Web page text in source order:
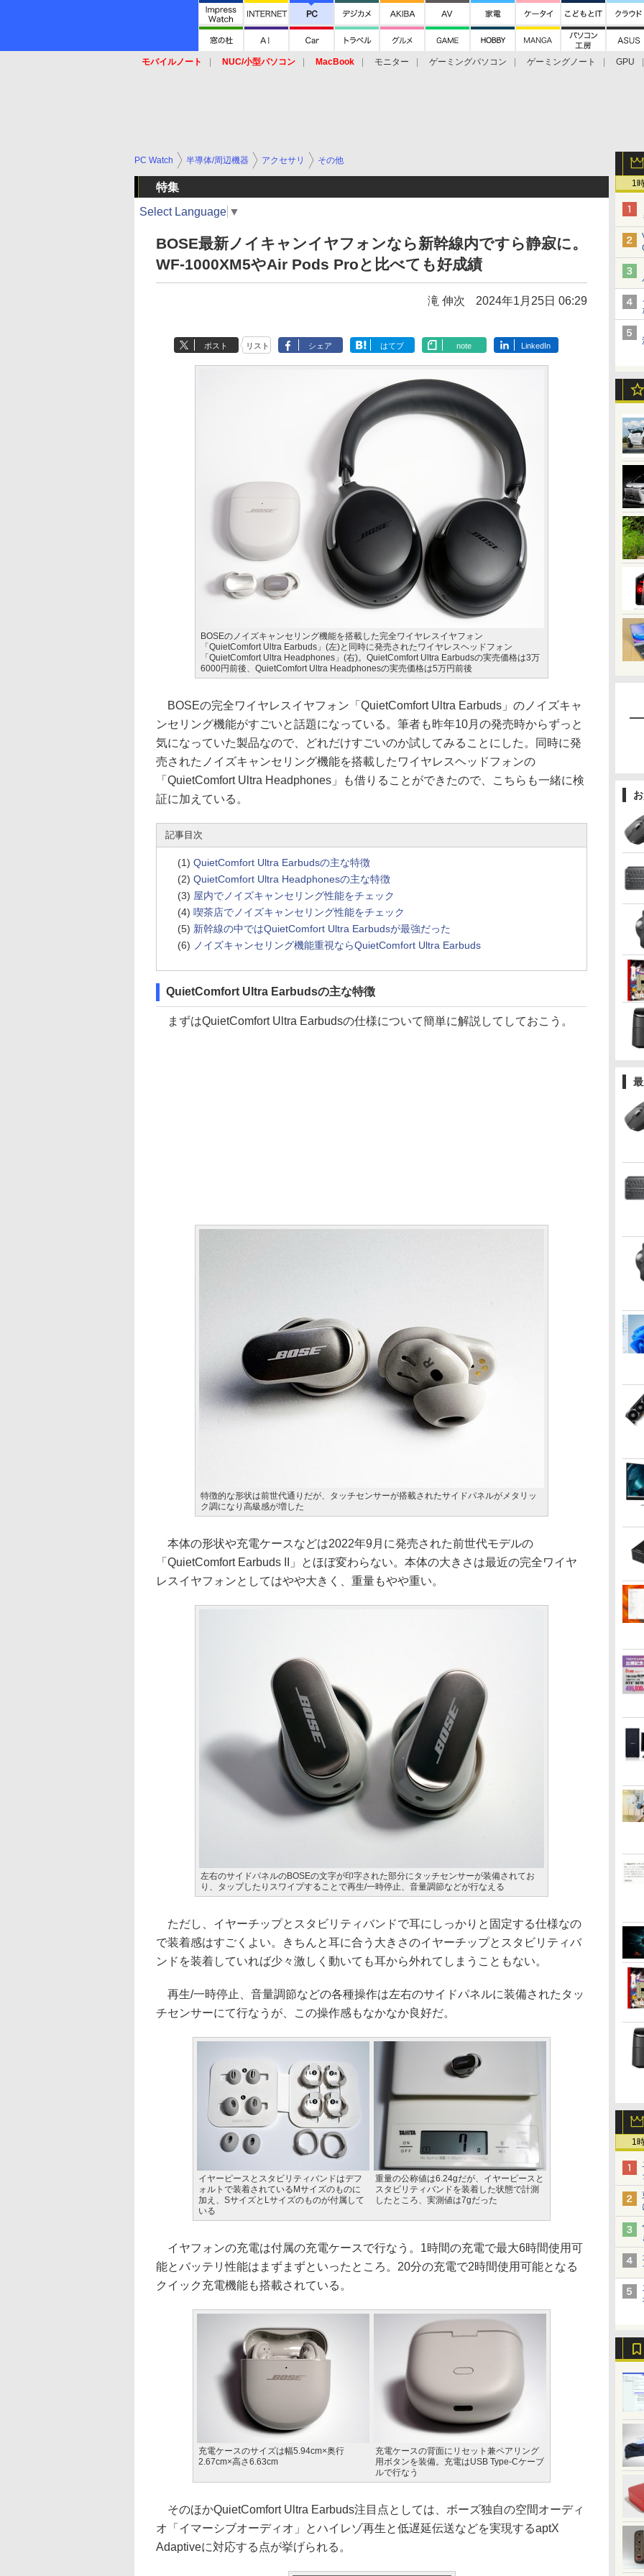
モバイルノート NUC/小型パソコン MacBook モニター ゲーミングパソコン ゲーミングノート
GPU
1
1
PC Watch 半導体/周辺機器 アクセサリ その他
特集
Select Language ▼
BOSE最新ノイキャンイヤフォンなら新幹線内ですら静寂に。
WF-1000XM5やAir Pods Proと比べても好成績
滝 伸次 2024年1月25日 06:29
ポスト リスト シェア はてブ note LinkedIn
BOSEのノイズキャンセリング機能を搭載した完全ワイヤレスイヤフォン
「QuietComfort Ultra Earbuds」(左)と同時に発売されたワイヤレスヘッドフォン
「QuietComfort Ultra Headphones」(右)。QuietComfort Ultra Earbudsの実売価格は3万
6000円前後、QuietComfort Ultra Headphonesの実売価格は5万円前後
BOSEの完全ワイヤレスイヤフォン「QuietComfort Ultra Earbuds」のノイズキャ
ンセリング機能がすごいと話題になっている。筆者も昨年10月の発売時からずっと
気になっていた製品なので、どれだけすごいのか試してみることにした。同時に発
売されたノイズキャンセリング機能を搭載したワイヤレスヘッドフォンの
「QuietComfort Ultra Headphones」も借りることができたので、こちらも一緒に検
証に加えている。
記事目次
(1) QuietComfort Ultra Earbudsの主な特徴
(2) QuietComfort Ultra Headphonesの主な特徴
(3) 屋内でノイズキャンセリング性能をチェック
(4) 喫茶店でノイズキャンセリング性能をチェック
(5) 新幹線の中ではQuietComfort Ultra Earbudsが最強だった
(6) ノイズキャンセリング機能重視ならQuietComfort Ultra Earbuds
QuietComfort Ultra Earbudsの主な特徴
まずはQuietComfort Ultra Earbudsの仕様について簡単に解説してしておこう。
特徴的な形状は前世代通りだが、タッチセンサーが搭載されたサイドパネルがメタリッ
ク調になり高級感が増した
本体の形状や充電ケースなどは2022年9月に発売された前世代モデルの
「QuietComfort Earbuds II」とほぼ変わらない。本体の大きさは最近の完全ワイヤ
レスイヤフォンとしてはやや大きく、重量もやや重い。
左右のサイドパネルのBOSEの文字が印字された部分にタッチセンサーが装備されてお
り、タップしたりスワイプすることで再生/一時停止、音量調節などが行なえる
ただし、イヤーチップとスタビリティバンドで耳にしっかりと固定する仕様なの
で装着感はすごくよい。きちんと耳に合う大きさのイヤーチップとスタビリティバ
ンドを装着していれば少々激しく動いても耳から外れてしまうこともない。
再生/一時停止、音量調節などの各種操作は左右のサイドパネルに装備されたタッ
チセンサーにて行なうが、この操作感もなかなか良好だ。
イヤーピースとスタビリティバンドはデフ
ォルトで装着されているMサイズのものに
加え、SサイズとLサイズのものが付属して
いる
重量の公称値は6.24gだが、イヤーピースと
スタビリティバンドを装着した状態で計測
したところ、実測値は7gだった
イヤフォンの充電は付属の充電ケースで行なう。1時間の充電で最大6時間使用可
能とバッテリ性能はまずまずといったところ。20分の充電で2時間使用可能となる
クイック充電機能も搭載されている。
充電ケースのサイズは幅5.94cm×奥行
2.67cm×高さ6.63cm
充電ケースの背面にリセット兼ペアリング
用ボタンを装備。充電はUSB Type-Cケーブ
ルで行なう
そのほかQuietComfort Ultra Earbuds注目点としては、ボーズ独自の空間オーディ
オ「イマーシブオーディオ」とハイレゾ再生と低遅延伝送などを実現するaptX
Adaptiveに対応する点が挙げられる。